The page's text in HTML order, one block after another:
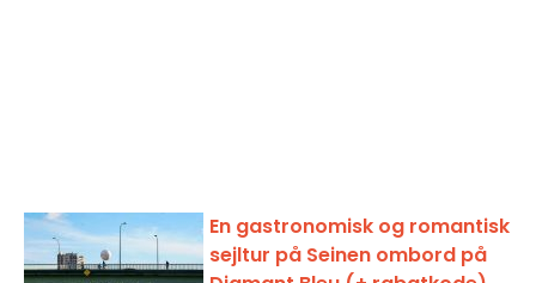
En gastronomisk og romantisk
sejltur på Seinen ombord på